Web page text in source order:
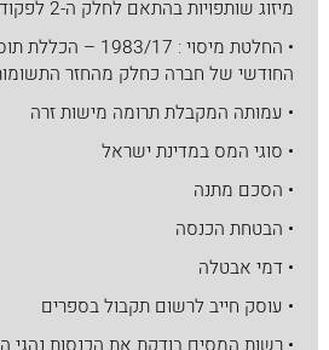
מיזוג שותפויות בהתאם לחלק ה-2 לפקודת מס הכנסה
• החלטת מיסוי : 1983/
החודשי של חברה כחלק מהחזר
• עמותה המקבלת תרומה מישות זרה
• סוגי המס במדינת ישראל
• הסכם מתנה
• הבטחת הכנסה
• דמי אבטלה
• עוסק חייב לרשום תקבול בספרים